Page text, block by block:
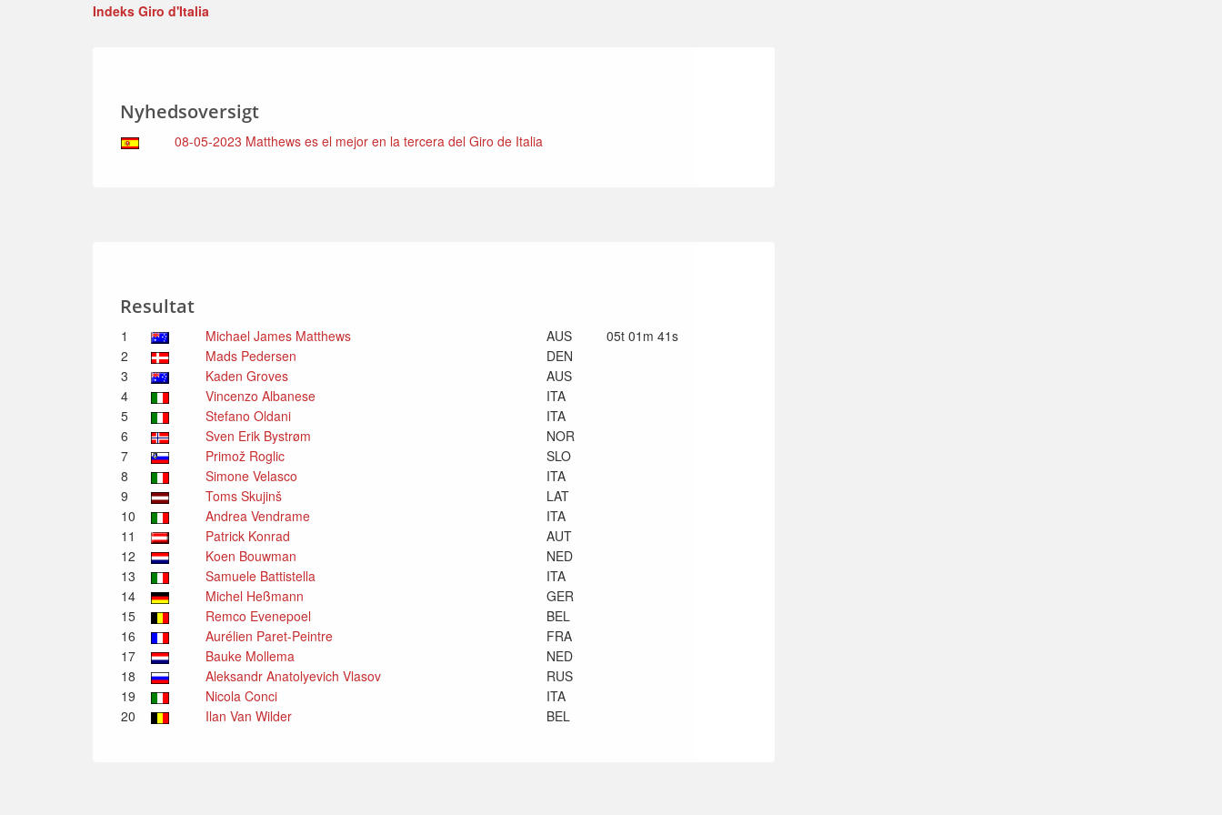
Indeks Giro d'Italia
Nyhedsoversigt
08-05-2023 Matthews es el mejor en la tercera del Giro de Italia
Resultat
1 Michael James Matthews AUS
05t 01m 41s
2
Mads Pedersen
DEN
3
Kaden Groves
AUS
4
Vincenzo Albanese
ITA
5
Stefano Oldani
ITA
6
Sven Erik Bystrøm
NOR
7
Primož Roglic
SLO
8
Simone Velasco
ITA
9
Toms Skujinš
LAT
10
Andrea Vendrame
ITA
11
Patrick Konrad
AUT
12
Koen Bouwman
NED
13
Samuele Battistella
ITA
14
Michel Heßmann
GER
15
Remco Evenepoel
BEL
16
Aurélien Paret-Peintre
FRA
17
Bauke Mollema
NED
18
Aleksandr Anatolyevich Vlasov
RUS
19
Nicola Conci
ITA
20
Ilan Van Wilder BEL